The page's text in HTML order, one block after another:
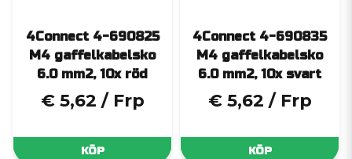
4Connect 4-690825
M4 gaffelkabelsko
6.0 mm2, 10x röd
€ 5,62 / Frp
KÖP
4Connect 4-690835
M4 gaffelkabelsko
6.0 mm2, 10x svart
€ 5,62 / Frp
KÖP